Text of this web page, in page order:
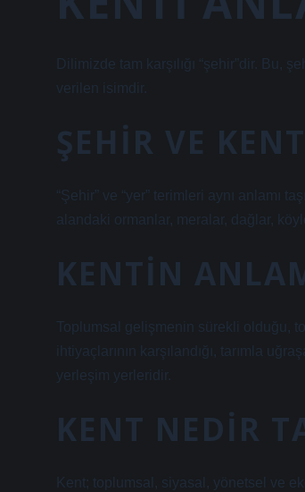
Dilimizde tam karşılığı “şehir”dir.
verilen isimdir.
ŞEHIR VE
“Şehir” ve “yer” terimleri aynı anlamı
alandaki ormanlar, meralar, dağlar,
KENTIN
Toplumsal gelişmenin sürekli olduğu,
ihtiyaçlarının karşılandığı, tarımla
yerleşim yerleridir.
KENT NEDIR
Kent; toplumsal, siyasal, yönetsel ve